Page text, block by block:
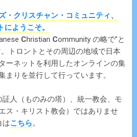
・クリスチャン・コミュニティ、
ようこそ。
Christian Community の略で”と
トロントとその周辺の地域で日本
ーネットを利用したオンラインの集
まりを並行して行っています。
証人（ものみの塔）、統一教会、モ
ス・キリスト教会）ではありませ
はこちら。